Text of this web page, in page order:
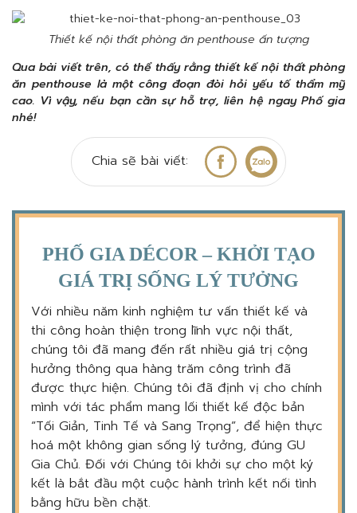
Thiết kế nội thất phòng ăn penthouse ấn tượng
Qua bài viết trên, có thể thấy rằng thiết kế nội thất phòng
ăn penthouse là một công đoạn đòi hỏi yếu tố thẩm mỹ
cao. Vì vậy, nếu bạn cần sự hỗ trợ, liên hệ ngay Phố gia
nhé!
Chia sẽ bài viết:
PHỐ GIA DÉCOR – KHỞI TẠO
GIÁ TRỊ SỐNG LÝ TƯỞNG
Với nhiều năm kinh nghiệm tư vấn thiết kế và
thi công hoàn thiện trong lĩnh vực nội thất,
chúng tôi đã mang đến rất nhiều giá trị cộng
hưởng thông qua hàng trăm công trình đã
được thực hiện. Chúng tôi đã định vị cho chính
mình với tác phẩm mang lối thiết kế độc bản
“Tối Giản, Tinh Tế và Sang Trọng”, để hiện thực
hoá một không gian sống lý tưởng, đúng GU
Gia Chủ. Đối với Chúng tôi khởi sự cho một ký
kết là bắt đầu một cuộc hành trình kết nối tình
bằng hữu bền chặt.